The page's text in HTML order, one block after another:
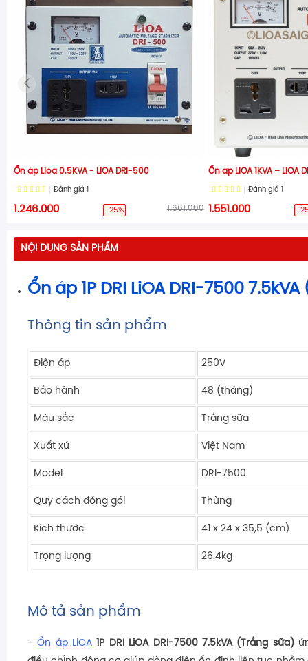
Ổn áp Lioa 0.5KVA - LiOA DRI-500
Đánh giá
1.246.000 -25% 1.661.000
Ổn áp LIOA 1KVA – LiOA
Đánh giá
1.551.000 -
NỘI DUNG SẢN PHẨM
Ổn áp 1P DRI LiOA DRI-7500
Thông tin sản phẩm
Điện áp 250V
Bảo hành 48 (tháng)
Màu sắc Trắng sữa
Xuất xứ Việt Nam
Model DRI-7500
Quy cách đóng gói Thùng
Kích thước 41 x 24 x 35,5 (cm)
Trọng lượng 26.4kg
Mô tả sản phẩm
-Ổn áp LiOA 1P DRI LiOA DRI-7500 7.5kVA (Trắng sữa)